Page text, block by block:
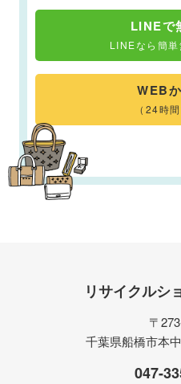
LINEで
LINEなら簡
WEB
（24時
リサイクルシ
〒
千葉県船橋市本
047-